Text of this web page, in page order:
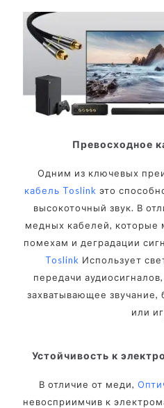
Превосходное
Одним из ключевых
кабель Toslink это
высокоточный звук. В
медных кабелей, которые
помехам и деградации
Toslink Использует
передачи
захватывающее
или
Устойчивость к
В отличие от меди,
невосприимчив к